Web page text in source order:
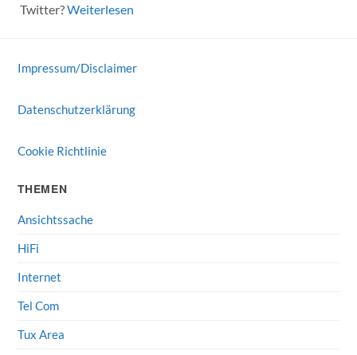
Twitter?Weiterlesen
Impressum/Disclaimer
Datenschutzerklärung
Cookie Richtlinie
THEMEN
Ansichtssache
HiFi
Internet
Tel Com
Tux Area